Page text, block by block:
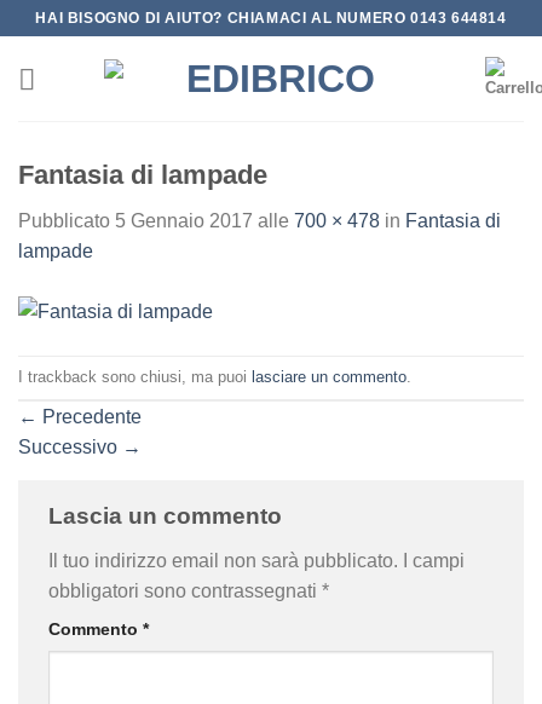
Salta
contenuti
HAI BISOGNO DI AIUTO? CHIAMACI AL NUMERO 0143 644814
Fantasia di lampade
Pubblicato 5 Gennaio 2017 alle 700 × 478 in Fantasia di
lampade
I trackback sono chiusi, ma puoi lasciare un commento
← Precedente
Successivo →
Lascia un commento
Il tuo indirizzo email non sarà pubblicato.
I campi
obbligatori sono contrassegnati *
Commento *